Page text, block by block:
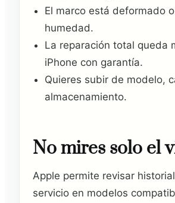
El marco está deformado
humedad.
La reparación total queda
iPhone con garantía.
Quieres subir de modelo,
almacenamiento.
No mires solo el
Apple permite revisar
servicio en modelos